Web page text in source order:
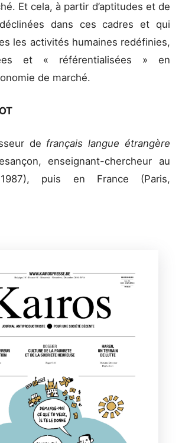
Et cela, à partir d’aptitudes et de
dans ces cadres et qui
les activités humaines redéfinies,
et « référentialisées » en
de marché.
de français langue étrangère
enseignant-chercheur au
1987), puis en France (Paris,